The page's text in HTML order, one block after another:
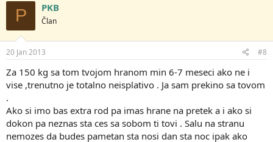
P PKB
Član
20 Jan 2013 #8
Za 150 kg sa tom tvojom hranom min 6-7 meseci ako ne i
vise ,trenutno je totalno neisplativo . Ja sam prekino sa tovom
.
Ako si imo bas extra rod pa imas hrane na pretek a i ako si
dokon pa neznas sta ces sa sobom ti tovi . Salu na stranu
nemozes da budes pametan sta nosi dan sta noc ipak ako